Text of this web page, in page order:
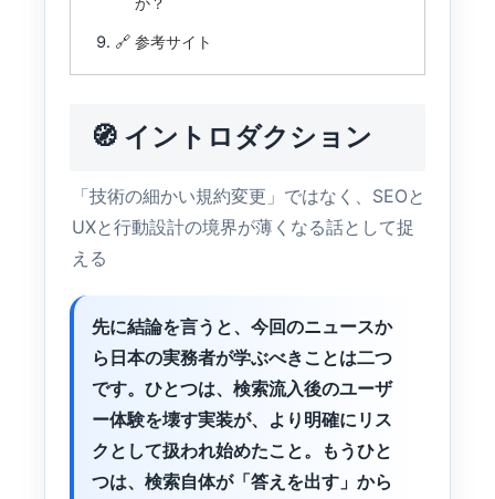
🔗 参考サイト
🧭 イントロダクション
「技術の細かい規約変更」ではなく、SEOと
UXと行動設計の境界が薄くなる話として捉
える
先に結論を言うと、今回のニュースか
ら日本の実務者が学ぶべきことは二つ
です。ひとつは、検索流入後のユーザ
ー体験を壊す実装が、より明確にリス
クとして扱われ始めたこと。もうひと
つは、検索自体が「答えを出す」から